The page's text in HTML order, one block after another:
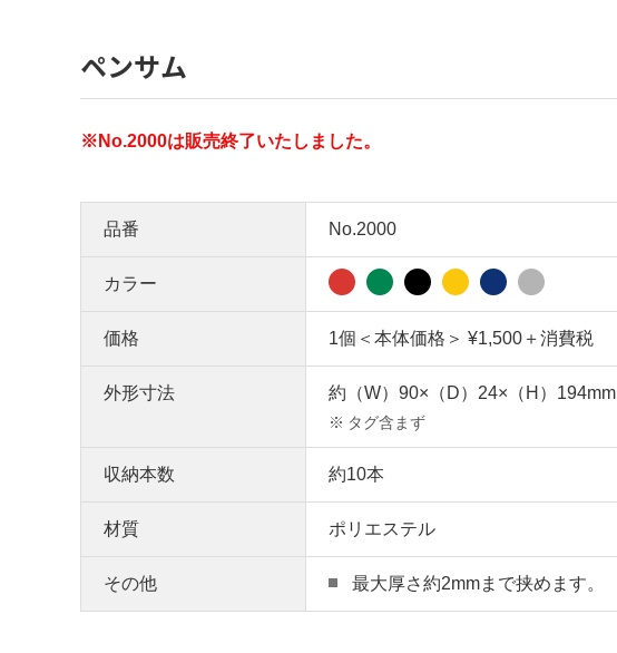
ペンサム
※No.2000は販売終了いたしました。
品番 No.2000
カラー
価格 1個＜本体価格＞ ¥1,500＋消費税
外形寸法 約（W）90×（D）24×（H）194mm
※ タグ含まず
収納本数 約10本
材質 ポリエステル
その他 最大厚さ約2mmまで挟めます。